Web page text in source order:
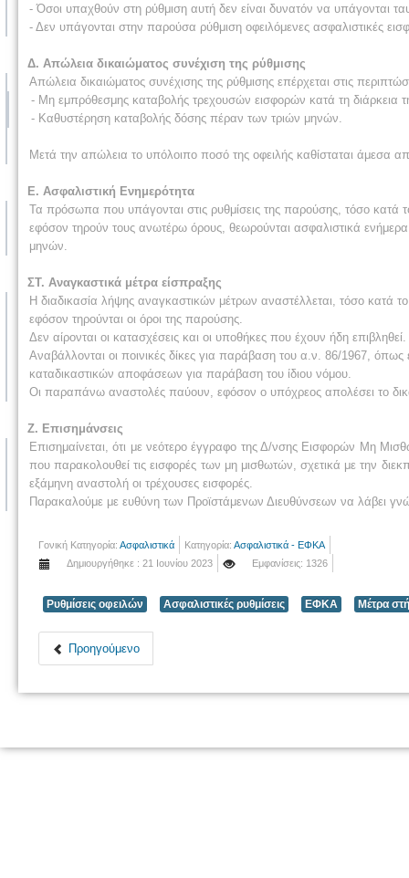
- Όσοι υπαχθούν στη ρύθμιση αυτή δεν είναι δυνατόν να υπάγονται
- Δεν υπάγονται στην παρούσα ρύθμιση οφειλόμενες ασφαλιστικές
Δ. Απώλεια δικαιώματος συνέχιση της ρύθμισης
Απώλεια δικαιώματος συνέχισης της ρύθμισης επέρχεται στις
- Μη εμπρόθεσμης καταβολής τρεχουσών εισφορών κατά τη διάρκεια
- Καθυστέρηση καταβολής δόσης πέραν των τριών μηνών.
Μετά την απώλεια το υπόλοιπο ποσό της οφειλής καθίσταται άμεσα
Ε. Ασφαλιστική Ενημερότητα
Τα πρόσωπα που υπάγονται στις ρυθμίσεις της παρούσης, τόσο κατά
εφόσον τηρούν τους ανωτέρω όρους, θεωρούνται ασφαλιστικά
μηνών.
ΣΤ. Αναγκαστικά μέτρα είσπραξης
Η διαδικασία λήψης αναγκαστικών μέτρων αναστέλλεται, τόσο κατά
εφόσον τηρούνται οι όροι της παρούσης.
Δεν αίρονται οι κατασχέσεις και οι υποθήκες που έχουν ήδη επιβληθεί.
Αναβάλλονται οι ποινικές δίκες για παράβαση του α.ν. 86/1967, όπως
καταδικαστικών αποφάσεων για παράβαση του ίδιου νόμου.
Οι παραπάνω αναστολές παύουν, εφόσον ο υπόχρεος απολέσει το
Ζ. Επισημάνσεις
Επισημαίνεται, ότι με νεότερο έγγραφο της Δ/νσης Εισφορών Μη
που παρακολουθεί τις εισφορές των μη μισθωτών, σχετικά με την
εξάμηνη αναστολή οι τρέχουσες εισφορές.
Παρακαλούμε με ευθύνη των Προϊστάμενων Διευθύνσεων να λάβει
Γονική Κατηγορία: Ασφαλιστικά Κατηγορία: Ασφαλιστικά - ΕΦΚΑ
Δημιουργήθηκε : 21 Ιουνίου 2023
Εμφανίσεις: 1326
Ρυθμίσεις οφειλών Ασφαλιστικές ρυθμίσεις ΕΦΚΑ Μέτρα
Προηγούμενο